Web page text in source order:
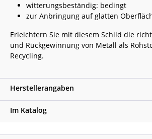
witterungsbeständig: bedingt
zur Anbringung auf glatten
Erleichtern Sie mit diesem Schild die
und Rückgewinnung von Metall als
Recycling.
Herstellerangaben
Im Katalog